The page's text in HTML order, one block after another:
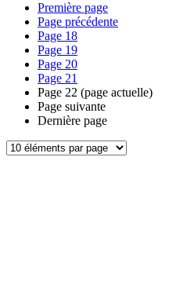
Première page
Page précédente
Page 18
Page 19
Page 20
Page 21
Page 22 (page actuelle)
Page suivante
Dernière page